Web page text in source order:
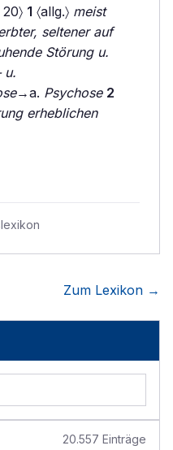
20〉 1 〈allg.〉 meist
seltener auf
Störung u.
u.
→a. Psychose 2
erheblichen
Zum Lexikon →
20.557 Einträge